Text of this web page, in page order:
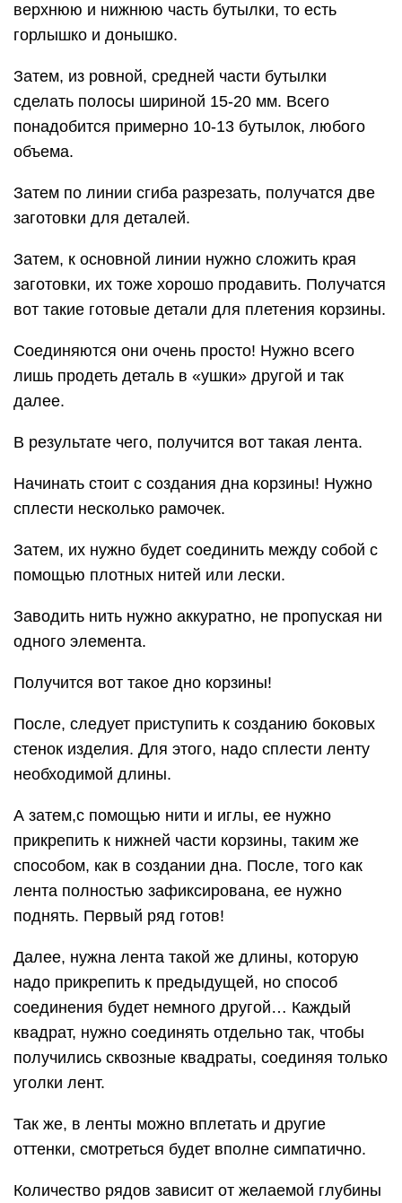
верхнюю и нижнюю часть бутылки, то есть
горлышко и донышко.
Затем, из ровной, средней части бутылки
сделать полосы шириной 15-20 мм. Всего
понадобится примерно 10-13 бутылок, любого
объема.
Затем по линии сгиба разрезать, получатся две
заготовки для деталей.
Затем, к основной линии нужно сложить края
заготовки, их тоже хорошо продавить. Получатся
вот такие готовые детали для плетения корзины.
Соединяются они очень просто! Нужно всего
лишь продеть деталь в «ушки» другой и так
далее.
В результате чего, получится вот такая лента.
Начинать стоит с создания дна корзины! Нужно
сплести несколько рамочек.
Затем, их нужно будет соединить между собой с
помощью плотных нитей или лески.
Заводить нить нужно аккуратно, не пропуская ни
одного элемента.
Получится вот такое дно корзины!
После, следует приступить к созданию боковых
стенок изделия. Для этого, надо сплести ленту
необходимой длины.
А затем,с помощью нити и иглы, ее нужно
прикрепить к нижней части корзины, таким же
способом, как в создании дна. После, того как
лента полностью зафиксирована, ее нужно
поднять. Первый ряд готов!
Далее, нужна лента такой же длины, которую
надо прикрепить к предыдущей, но способ
соединения будет немного другой… Каждый
квадрат, нужно соединять отдельно так, чтобы
получились сквозные квадраты, соединяя только
уголки лент.
Так же, в ленты можно вплетать и другие
оттенки, смотреться будет вполне симпатично.
Количество рядов зависит от желаемой глубины